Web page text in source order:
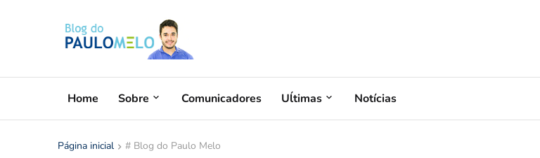
Home Sobre Comunicadores Uĺtimas Notícias
Página inicial # Blog do Paulo Melo